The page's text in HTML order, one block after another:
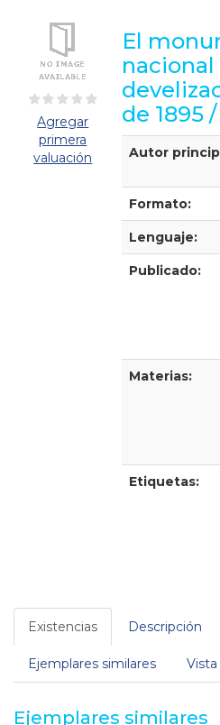
Agregar
primera
valuación
El
nacional
de 1895 /
Detalles
Autor
Formato:
Lenguaje:
Publicado:
Materias:
Etiquetas:
Existencias Descripción
Ejemplares similares
Ejemplares similares